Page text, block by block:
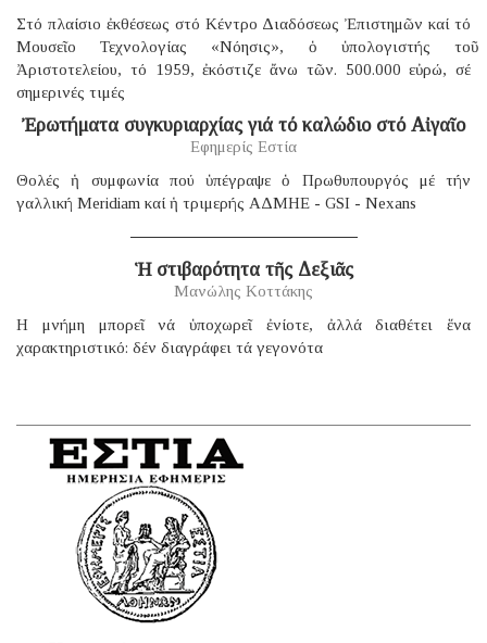
Στό πλαίσιο ἐκθέσεως στό Κέντρο Διαδόσεως Ἐπιστημῶν καί τό
Μουσεῖο Τεχνολογίας «Νόησις», ὁ ὑπολογιστής τοῦ
Ἀριστοτελείου, τό 1959, ἐκόστιζε ἄνω τῶν. 500.000 εὐρώ, σέ
σημερινές τιμές
Ἐρωτήματα συγκυριαρχίας γιά τό καλώδιο στό Αἰγαῖο
Εφημερίς Εστία
Θολές ἡ συμφωνία πού ὑπέγραψε ὁ Πρωθυπουργός μέ τήν
γαλλική Μeridiam καί ἡ τριμερής ΑΔΜΗΕ - GSI - Nexans
Ἡ στιβαρότητα τῆς Δεξιᾶς
Μανώλης Κοττάκης
H μνήμη μπορεῖ νά ὑποχωρεῖ ἐνίοτε, ἀλλά διαθέτει ἕνα
χαρακτηριστικό: δέν διαγράφει τά γεγονότα